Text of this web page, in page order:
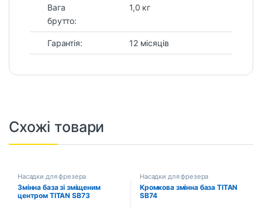
Вага
брутто:
1,0 кг
Гарантія: 12 місяців
Схожі товари
Насадки для фрезера
Змінна база зі зміщеним
центром TITAN SB73
Насадки для фрезера
Кромкова змінна база TITAN
SB74